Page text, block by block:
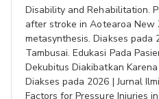
Disability and Rehabilitation.
after stroke in Aotearoa New
metasynthesis. Diakses pada
Tambusai. Edukasi Pada
Dekubitus Diakibatkan
Diakses pada 2026 | Jurnal
Factors for Pressure Injuries